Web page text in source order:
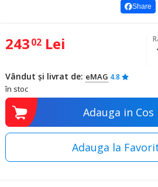
Share
24302 Lei
Vândut și livrat de: eMAG 4.8
în stoc
Adauga in Cos